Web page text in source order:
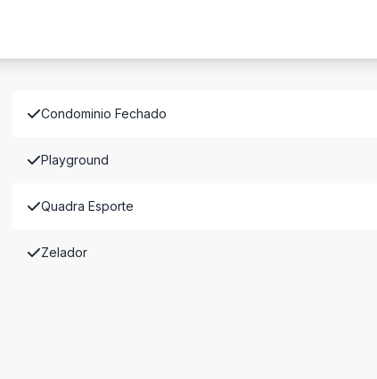
Condominio Fechado
Playground
Quadra Esporte
Zelador